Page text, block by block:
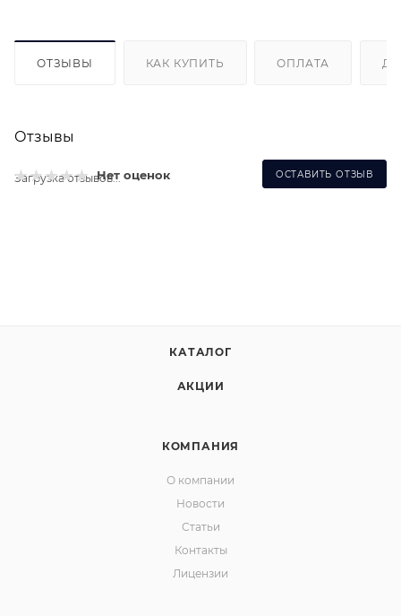
ОТЗЫВЫ КАК КУПИТЬ ОПЛАТА
Отзывы
Нет оценок ОСТАВИТЬ ОТЗЫВ
Загрузка отзывов...
КАТАЛОГ
АКЦИИ
КОМПАНИЯ
О компании
Новости
Статьи
Контакты
Лицензии